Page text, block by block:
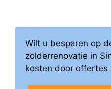
Wilt u besparen op
zolderrenovatie in
kosten door offertes